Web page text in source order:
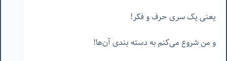
یعنی یک سری حرف و فکر!
و من شروع می‌کنم به دسته بندی آن‌ها!